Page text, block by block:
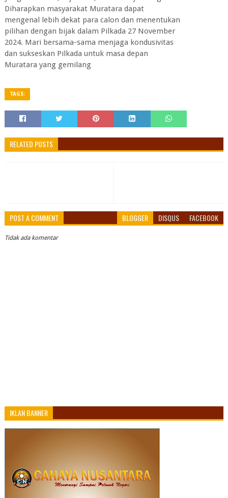
Diharapkan masyarakat Muratara dapat
mengenal lebih dekat para calon dan menentukan
pilihan dengan bijak dalam Pilkada 27 November
2024. Mari bersama-sama menjaga kondusivitas
dan sukseskan Pilkada untuk masa depan
Muratara yang gemilang
TAGS:
RELATED POSTS
POST A COMMENT BLOGGER DISQUS FACEBOOK
Tidak ada komentar
IKLAN BANNER